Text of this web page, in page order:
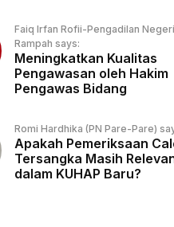
Faiq Irfan Rofii-Pengadilan
Rampah says:
Meningkatkan Kualitas
Pengawasan oleh Hakim
Pengawas Bidang
Romi Hardhika (PN Pare-Pare)
Apakah Pemeriksaan
Tersangka Masih
dalam KUHAP Baru?